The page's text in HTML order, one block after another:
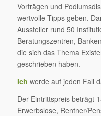
Vorträgen und
wertvolle Tipps geben.
Aussteller rund 50
Beratungszentren,
die sich das Thema
geschrieben haben.
Ich werde auf jeden Fall
Der Eintrittspreis beträgt
Erwerbslose, Rentner/